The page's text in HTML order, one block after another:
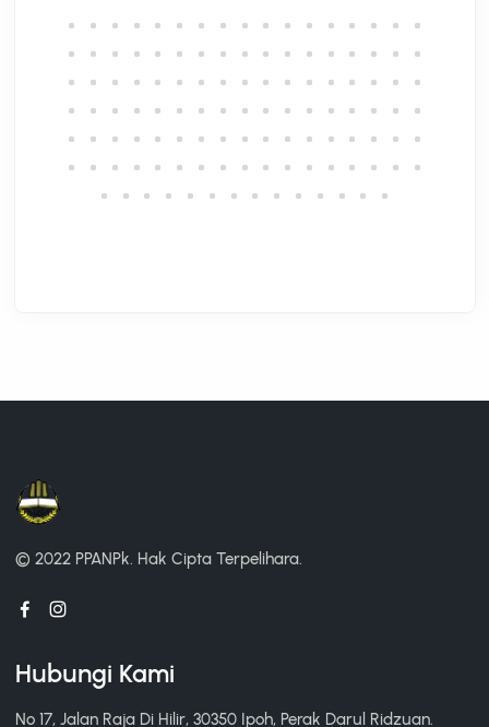
© 2022 PPANPk. Hak Cipta Terpelihara.
Hubungi Kami
No 17, Jalan Raja Di Hilir, 30350 Ipoh, Perak Darul Ridzuan.